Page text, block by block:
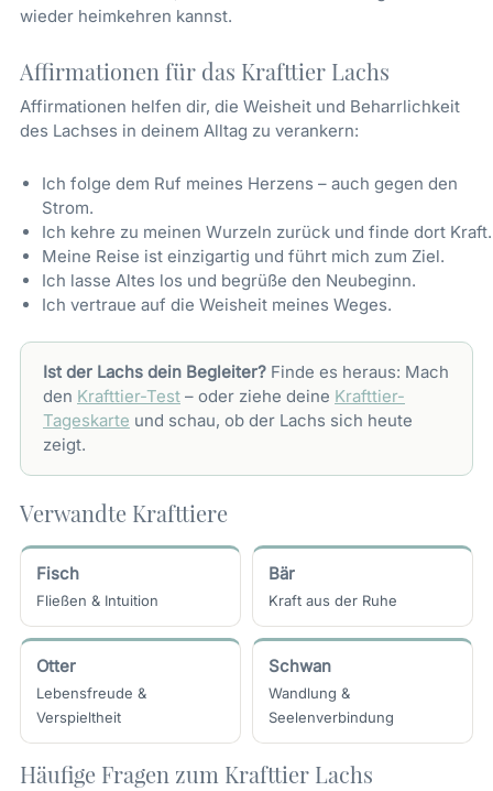
wieder heimkehren kannst.
Affirmationen für das Krafttier Lachs
Affirmationen helfen dir, die Weisheit und Beharrlichkeit
des Lachses in deinem Alltag zu verankern:
Ich folge dem Ruf meines Herzens – auch gegen den
Strom.
Ich kehre zu meinen Wurzeln zurück und finde dort Kraft.
Meine Reise ist einzigartig und führt mich zum Ziel.
Ich lasse Altes los und begrüße den Neubeginn.
Ich vertraue auf die Weisheit meines Weges.
Ist der Lachs dein Begleiter? Finde es heraus: Mach
den Krafttier-Test – oder ziehe deine Krafttier-
Tageskarte und schau, ob der Lachs sich heute
zeigt.
Verwandte Krafttiere
Fisch
Fließen & Intuition
Bär
Kraft aus der Ruhe
Otter
Lebensfreude &
Verspieltheit
Schwan
Wandlung &
Seelenverbindung
Häufige Fragen zum Krafttier Lachs